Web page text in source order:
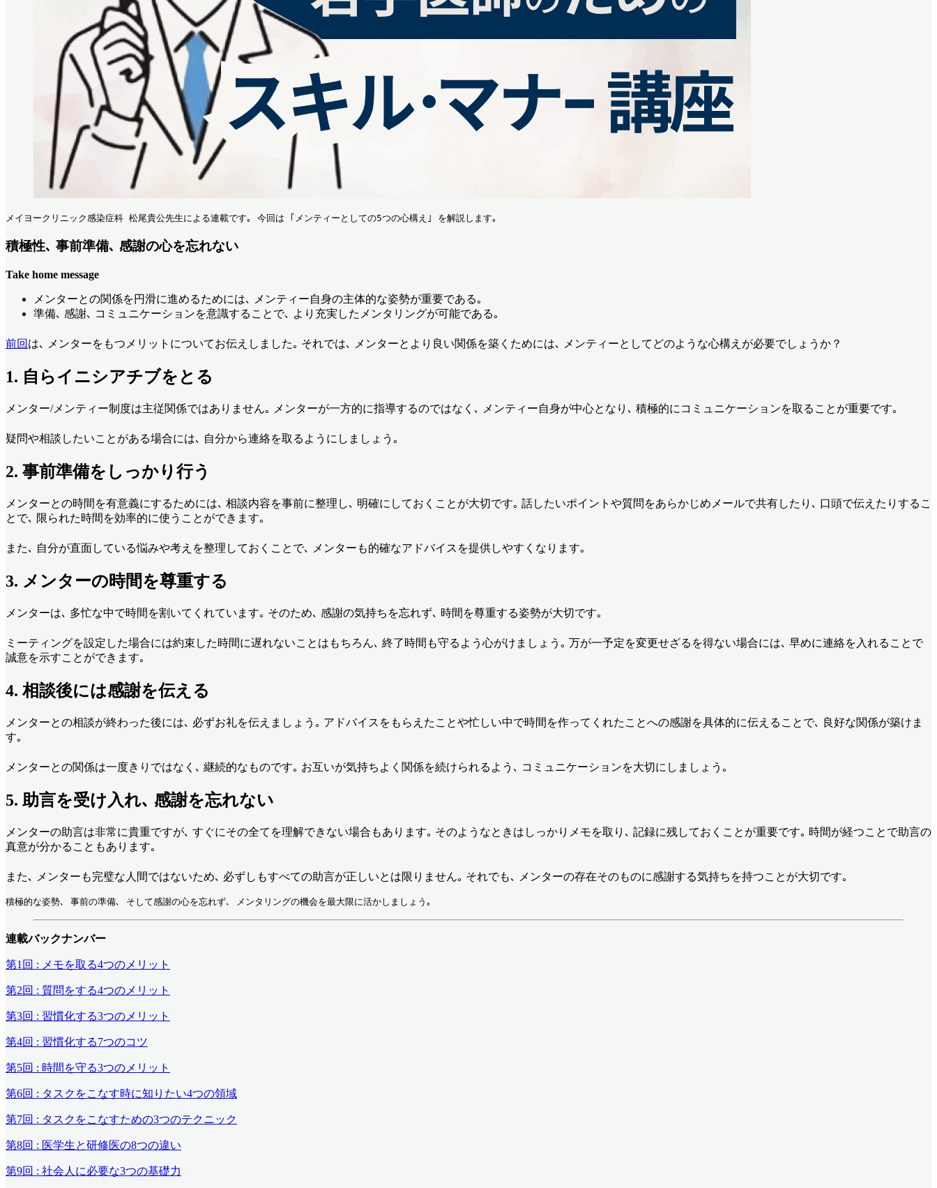
メイヨークリニック感染症科 松尾貴公先生による連載です｡ 今回は ｢メンティーとしての5つの心構え｣ を解説します｡
積極性､ 事前準備､ 感謝の心を忘れない
Take home message
メンターとの関係を円滑に進めるためには､ メンティー自身の主体的な姿勢が重要である｡
準備､ 感謝､ コミュニケーションを意識することで､ より充実したメンタリングが可能である｡
前回 は､ メンターをもつメリットについてお伝えしました｡ それでは､ メンターとより良い関係を築くためには､ メンティーとしてどのような心構えが必要でしょうか？
1. 自らイニシアチブをと る
メンター/メンティー制度は主従関係ではありません｡ メンターが一方的に指導するのではなく､ メンティー自身が中心となり､ 積極的にコミュニケーションを取ることが重要です｡
疑問や相談したいことがある場合には､ 自分から連絡を取るようにしましょう｡
2. 事前準備をしっかり行う
メンターとの時間を有意義にするためには､ 相談内容を事前に整理し､ 明確にしておくことが大切です｡ 話したいポイントや質問をあらかじめメールで共有したり､ 口頭で伝えたりするこ
とで､ 限られた時間を効率的に使うことができます｡
また､ 自分が直面している悩みや考えを整理しておくことで､ メンターも的確なアドバイスを提供しやすくなります｡
3. メンターの時間を尊重する
メンターは､ 多忙な中で時間を割いてくれています｡ そのため､ 感謝の気持ちを忘れず､ 時間を尊重する姿勢が大切です｡
ミーティングを設定した場合には約束した時間に遅れないことはもちろん､ 終了時間も守るよう心がけましょう｡ 万が一予定を変更せざるを得ない場合には､ 早めに連絡を入れることで
誠意を示すことができます｡
4. 相談後には感謝を伝え る
メンターとの相談が終わった後には､ 必ずお礼を伝えましょう｡ アドバイスをもらえたことや忙しい中で時間を作ってくれたことへの感謝を具体的に伝えることで､ 良好な関係が築けま
す｡
メンターとの関係は一度きりではなく､ 継続的なものです｡ お互いが気持ちよく関係を続けられるよう､ コミュニケーションを大切にしましょう｡
5. 助言を受け入れ､ 感謝を忘れない
メンターの助言は非常に貴重ですが､ すぐにその全てを理解できない場合もあります｡ そのようなときはしっかりメモを取り､ 記録に残しておくことが重要です｡ 時間が経つことで助言の
真意が分かることもあります｡
また､ メンターも完璧な人間ではないため､ 必ずしもすべての助言が正しいとは限りません｡ それでも､ メンターの存在そのものに感謝する気持ちを持つことが大切です｡
積極的な姿勢､ 事前の準備､ そして感謝の心を忘れず､ メンタリングの機会を最大限に活かしましょう｡
連載バックナンバー
第1回 : メモを取る4つのメリット
第2回 : 質問をする4つのメリット
第3回 : 習慣化する3つのメリット
第4回 : 習慣化する7つのコツ
第5回 : 時間を守る3つのメリット
第6回 : タスクをこなす時に知りたい4つの領域
第7回 : タスクをこなすための3つのテクニック
第8回 : 医学生と研修医の8つの違い
第9回 : 社会人に必要な3つの基礎力